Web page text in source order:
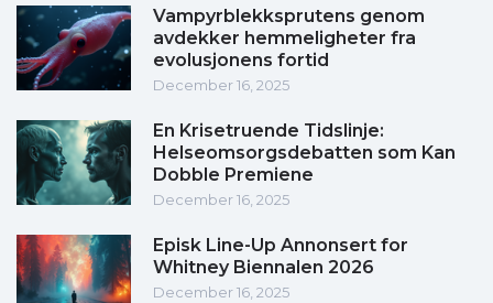
Vampyrblekksprutens genom
avdekker hemmeligheter fra
evolusjonens fortid
December 16, 2025
En Krisetruende Tidslinje:
Helseomsorgsdebatten som Kan
Dobble Premiene
December 16, 2025
Episk Line-Up Annonsert for
Whitney Biennalen 2026
December 16, 2025